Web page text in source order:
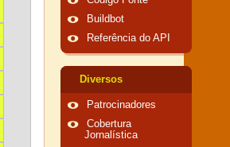
Buildbot
Referência do API
Diversos
Patrocinadores
Cobertura
Jornalística